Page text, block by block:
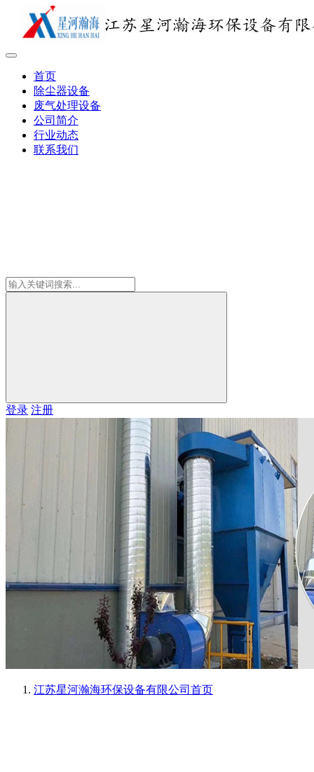
首页
除尘器设备
废气处理设备
公司简介
行业动态
联系我们
登录 注册
江苏星河瀚海环保设备有限公司 首页